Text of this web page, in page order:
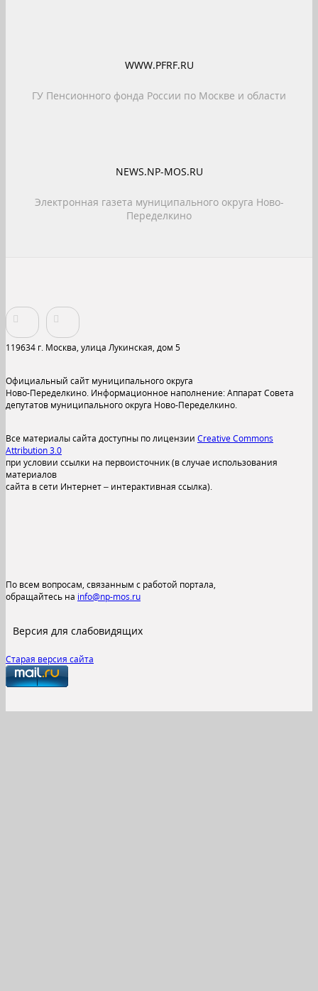
WWW.PFRF.RU
ГУ Пенсионного фонда России по Москве и области
NEWS.NP-MOS.RU
Электронная газета муниципального округа Ново-
Переделкино
119634 г. Москва, улица Лукинская, дом 5
Официальный сайт муниципального округа
Ново-Переделкино. Информационное наполнение: Аппарат Совета
депутатов муниципального округа Ново-Переделкино.
Все материалы сайта доступны по лицензии Creative Commons
Attribution 3.0
при условии ссылки на первоисточник (в случае использования
материалов
сайта в сети Интернет – интерактивная ссылка).
По всем вопросам, связанным с работой портала,
обращайтесь на info@np-mos.ru
Версия для слабовидящих
Старая версия сайта